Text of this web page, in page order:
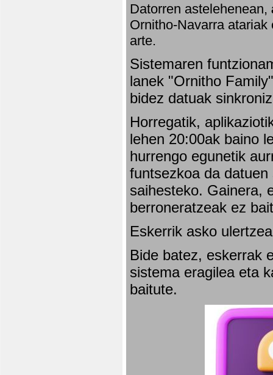
Datorren astelehenean,
Ornitho-Navarra
arte.
Sistemaren
lanek "Ornitho
bidez datuak
Horregatik,
lehen 20:00ak baino
hurrengo egunetik
funtsezkoa da
saihesteko. Gainera,
berroneratzeak ez
Eskerrik asko
Bide batez, eskerrak
sistema eragilea eta
baitute.